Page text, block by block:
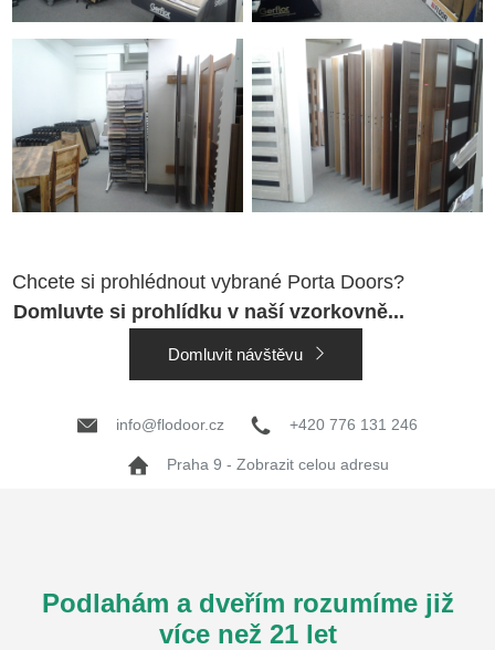
Chcete si prohlédnout vybrané Porta Doors?
Domluvte si prohlídku v naší vzorkovně...
Domluvit návštěvu
info@flodoor.cz +420 776 131 246
Praha 9 - Zobrazit celou adresu
Podlahám a dveřím rozumíme již
více než 21 let